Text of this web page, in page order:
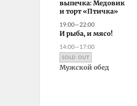
выпечка: Медовик
и торт «Птичка»
19:00—22:00
И рыба, и мясо!
14:00—17:00
SOLD OUT
Мужской обед